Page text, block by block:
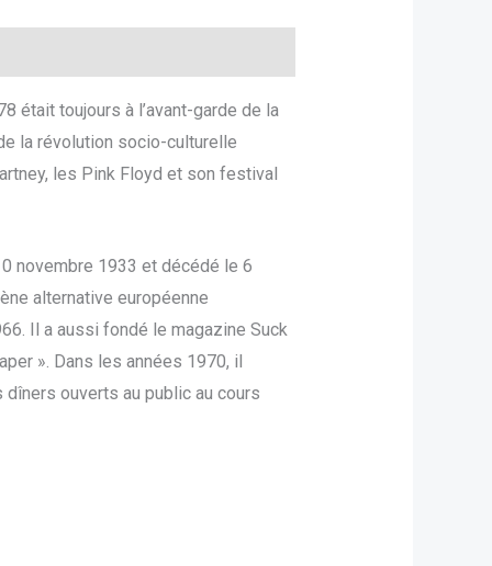
était toujours à l’avant-garde de la
la révolution socio-culturelle
les Pink Floyd et son festival
novembre 1933 et décédé le 6
alternative européenne
Il a aussi fondé le magazine Suck
». Dans les années 1970, il
ouverts au public au cours